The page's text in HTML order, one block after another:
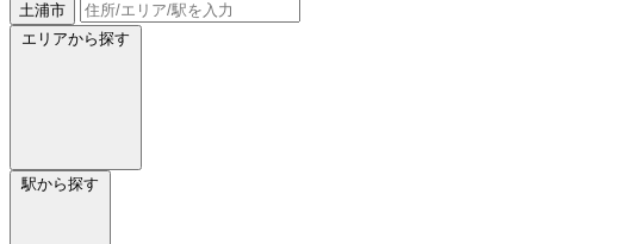
土浦市
エリアから探す
駅から探す